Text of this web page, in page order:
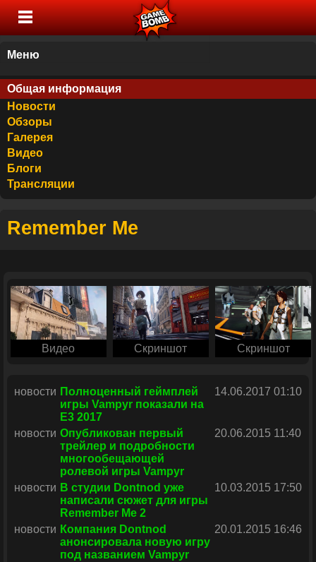
Меню
Общая информация
Новости
Обзоры
Галерея
Видео
Блоги
Трансляции
Remember Me
Видео Скриншот Скриншот
новости Полноценный геймплей
игры Vampyr показали на
E3 2017
14.06.2017 01:10
новости Опубликован первый
трейлер и подробности
многообещающей
ролевой игры Vampyr
20.06.2015 11:40
новости В студии Dontnod уже
написали сюжет для игры
Remember Me 2
10.03.2015 17:50
новости Компания Dontnod
анонсировала новую игру
под названием Vampyr
20.01.2015 16:46